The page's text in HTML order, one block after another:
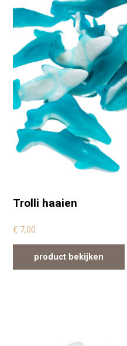
Trolli haaien
€ 7,00
product bekijken